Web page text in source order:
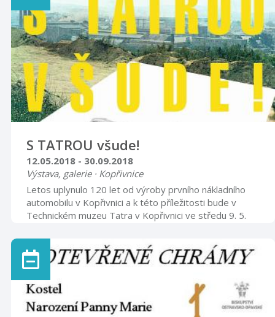
S TATROU všude!
12.05.2018 - 30.09.2018
Výstava, galerie · Kopřivnice
Letos uplynulo 120 let od výroby prvního nákladního
automobilu v Kopřivnici a k této příležitosti bude v
Technickém muzeu Tatra v Kopřivnici ve středu 9. 5.
všude! Prostřednictvím prospektů nákladních vozidel,
má výstava za cíl vizuální formou prezentovat bohatou
výrobní produkci automobilky, která se nesmazatelně
zapsala do dějin techniky 20. století. Vedle technických
dat a popisů nákladních automobilů, jsou prospekty
pestrou prezentací ...